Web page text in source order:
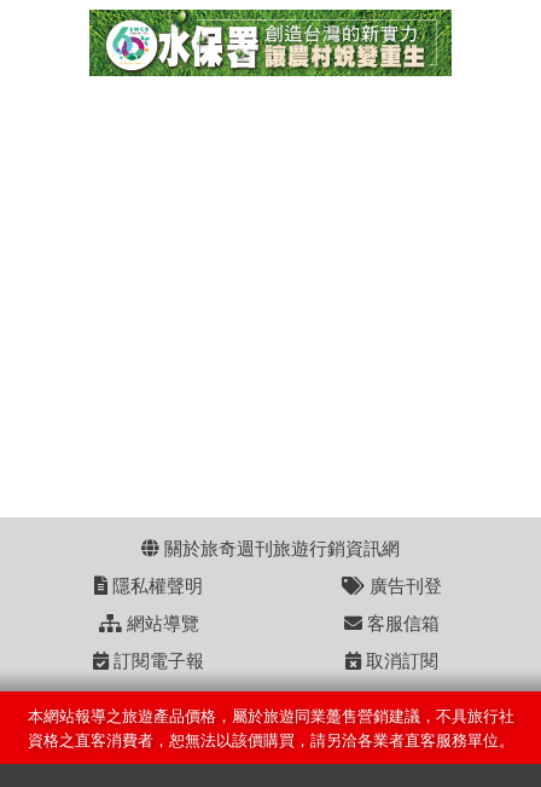
關於旅奇週刊旅遊行銷資訊網
隱私權聲明
廣告刊登
網站導覽
客服信箱
訂閱電子報
取消訂閱
本網站報導之旅遊產品價格，屬於旅遊同業躉售營銷建議，不具旅行社
資格之直客消費者，恕無法以該價購買，請另洽各業者直客服務單位。